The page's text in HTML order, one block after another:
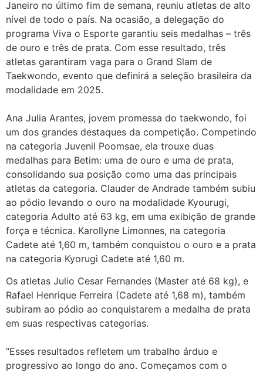
Janeiro no último fim de semana, reuniu atletas de alto
nível de todo o país. Na ocasião, a delegação do
programa Viva o Esporte garantiu seis medalhas – três
de ouro e três de prata. Com esse resultado, três
atletas garantiram vaga para o Grand Slam de
Taekwondo, evento que definirá a seleção brasileira da
modalidade em 2025.
Ana Julia Arantes, jovem promessa do taekwondo, foi
um dos grandes destaques da competição. Competindo
na categoria Juvenil Poomsae, ela trouxe duas
medalhas para Betim: uma de ouro e uma de prata,
consolidando sua posição como uma das principais
atletas da categoria. Clauder de Andrade também subiu
ao pódio levando o ouro na modalidade Kyourugi,
categoria Adulto até 63 kg, em uma exibição de grande
força e técnica. Karollyne Limonnes, na categoria
Cadete até 1,60 m, também conquistou o ouro e a prata
na categoria Kyorugi Cadete até 1,60 m.
Os atletas Julio Cesar Fernandes (Master até 68 kg), e
Rafael Henrique Ferreira (Cadete até 1,68 m), também
subiram ao pódio ao conquistarem a medalha de prata
em suas respectivas categorias.
“Esses resultados refletem um trabalho árduo e
progressivo ao longo do ano. Começamos com o